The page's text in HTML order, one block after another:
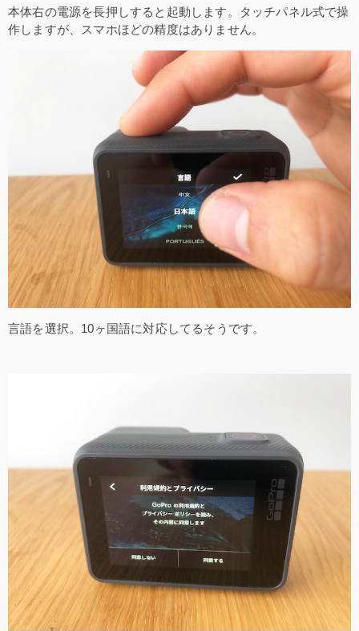
本体右の電源を長押しすると起動します。タッチパネル式で操
作しますが、スマホほどの精度はありません。
言語を選択。10ヶ国語に対応してるそうです。